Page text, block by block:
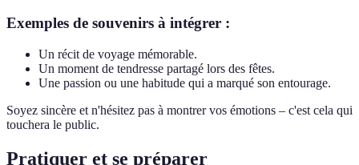
Exemples de souvenirs à intégrer :
Un récit de voyage mémorable.
Un moment de tendresse partagé lors des fêtes.
Une passion ou une habitude qui a marqué son entourage.
Soyez sincère et n'hésitez pas à montrer vos émotions – c'est cela qui
touchera le public.
Pratiquer et se préparer